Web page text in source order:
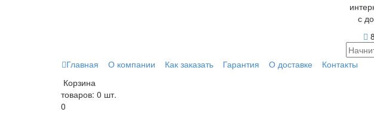
с
Главная О компании Как заказать Гарантия О доставке
Контакты
Корзина
товаров: 0 шт.
0